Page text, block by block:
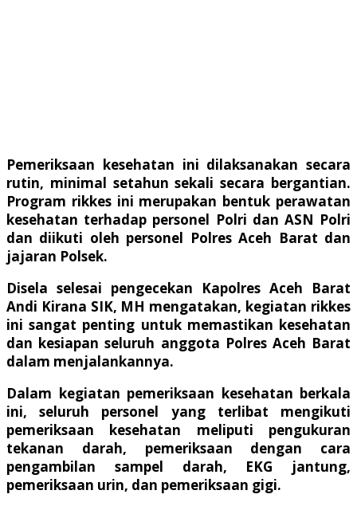
Pemeriksaan kesehatan ini dilaksanakan secara
rutin, minimal setahun sekali secara bergantian.
Program rikkes ini merupakan bentuk perawatan
kesehatan terhadap personel Polri dan ASN Polri
dan diikuti oleh personel Polres Aceh Barat dan
jajaran Polsek.
Disela selesai pengecekan Kapolres Aceh Barat
Andi Kirana SIK, MH mengatakan, kegiatan rikkes
ini sangat penting untuk memastikan kesehatan
dan kesiapan seluruh anggota Polres Aceh Barat
dalam menjalankannya.
Dalam kegiatan pemeriksaan kesehatan berkala
ini, seluruh personel yang terlibat mengikuti
pemeriksaan kesehatan meliputi pengukuran
tekanan darah, pemeriksaan dengan cara
pengambilan sampel darah, EKG jantung,
pemeriksaan urin, dan pemeriksaan gigi.